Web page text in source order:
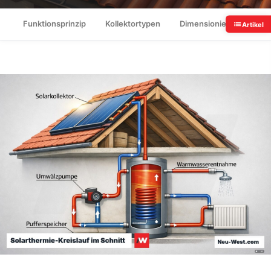
Funktionsprinzip Kollektortypen DimensionierungArtikel